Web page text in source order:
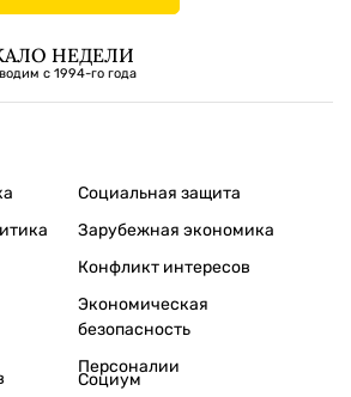
НЕДЕЛИ
с 1994-го года
Социальная защита
Зарубежная экономика
Конфликт интересов
Экономическая
безопасность
Персоналии
Социум